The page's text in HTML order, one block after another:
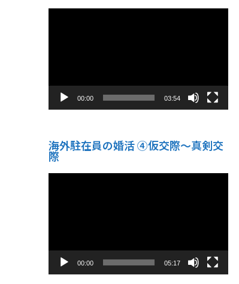
動
00:00 03:54
海外駐在員の婚活 ④仮交際〜真剣交
際
動
00:00 05:17